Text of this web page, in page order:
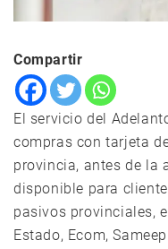
Compartir
El servicio del
compras con tarjeta
provincia, antes de la
disponible para
pasivos provinciales,
Estado, Ecom,